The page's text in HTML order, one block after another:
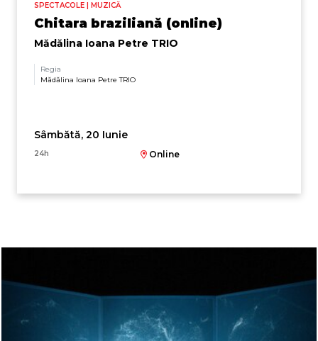
SPECTACOLE | MUZICĂ
Chitara braziliană (online)
Mădălina Ioana Petre TRIO
Regia
Mădălina Ioana Petre TRIO
Sâmbătă, 20 Iunie
24h Online